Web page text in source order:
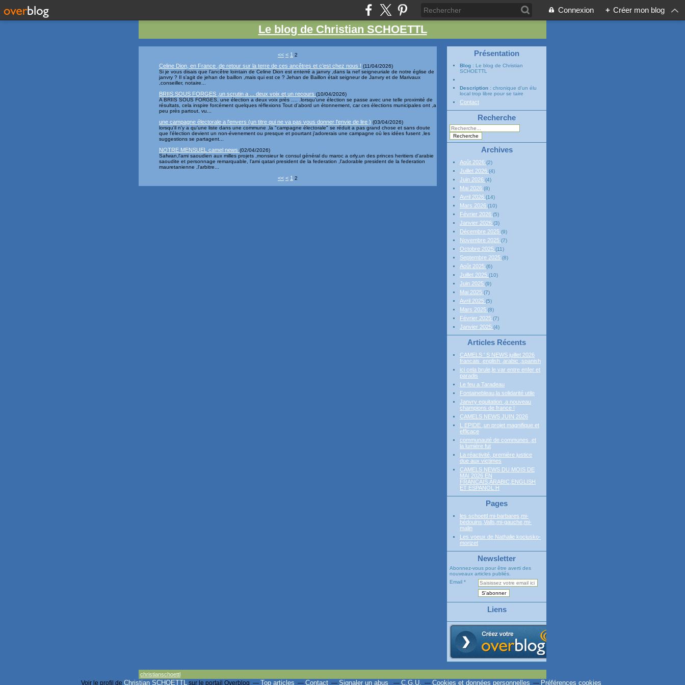
Connexion + Créer mon blog
Le blog de Christian SCHOETTL
<< < 1 2
Celine Dion, en France ,de retour sur la terre de ces ancêtres et c’est chez nous ! (11/04/2026)
Si je vous disais que l’ancêtre lointain de Celine Dion est enterré a janvry ,dans la nef seigneuriale de notre église de
janvry ? Il s’agit de jehan de baillon ,mais qui est ce ? Jehan de Baillon était seigneur de Janvry et de Marivaux
,conseiller, notaire...
BRIIS SOUS FORGES ,un scrutin a ... deux voix et un recours (10/04/2026)
A BRIIS SOUS FORGES, une élection a deux voix près …. .lorsqu’une élection se passe avec une telle proximité de
résultats, cela inspire forcément quelques réflexions Tout d’abord un étonnement, car ces élections municipales ont ,a
peu près partout, vu...
une campagne électorale a l'envers (un titre qui ne va pas vous donner l'envie de lire ) (03/04/2026)
lorsqu'il n'y a qu'une liste dans une commune ,la "campagne électorale" se réduit a pas grand chose et sans doute
que l'élection devient un non-évenement ou presque et pourtant j'adorerais une campagne où les idées fusent ,les
suggestions se partagent...
NOTRE MENSUEL camel news (02/04/2026)
Safwan,l'ami saoudien aux milles projets ,monsieur le consul général du maroc a orly,un des princes heritiers d'arabie
saoudite et personnage remarquable, l'ami qatari president de la federation ,l'adorable president de la federation
mauretanienne ,l'arbitre...
<< < 1 2
Présentation
Blog : Le blog de Christian
SCHOETTL
Description : chronique d'un élu
local trop libre pour se taire
Contact
Recherche
Archives
Août 2026 (2)
Juillet 2026 (4)
Juin 2026 (4)
Mai 2026 (8)
Avril 2026 (14)
Mars 2026 (10)
Février 2026 (5)
Janvier 2026 (3)
Décembre 2025 (9)
Novembre 2025 (7)
Octobre 2025 (11)
Septembre 2025 (8)
Août 2025 (6)
Juillet 2025 (10)
Juin 2025 (9)
Mai 2025 (7)
Avril 2025 (5)
Mars 2025 (8)
Février 2025 (7)
Janvier 2025 (4)
Articles Récents
CAMELS ' S NEWS juillet 2026
francais ,english ,arabic ,spanish
ici cela brule,le var entre enfer et
paradis
Le feu a Taradeau
Fontainebleau,la solidarité utile
Janvry equitation ,a nouveau
champions de france !
CAMELS NEWS JUIN 2026
L EPIDE ,un projet magnifique et
efficace
communauté de communes ,et
la lumière fut
La réactivité, première justice
due aux victimes
CAMELS NEWS DU MOIS DE
MAI 2026 EN
FRANCAIS,ARABIC,ENGLISH
ET ESPANOL H
Pages
les schoettl mi-barbares,mi-
bédouins,Valls,mi-gauche,mi-
malin
Les voeux de Nathalie kociusko-
morizet
Newsletter
Abonnez-vous pour être averti des
nouveaux articles publiés.
Email
Liens
christianschoettl
Voir le profil de Christian SCHOETTLsur le portail Overblog Top articles Contact Signaler un abus C.G.U. Cookies et données personnelles Préférences cookies